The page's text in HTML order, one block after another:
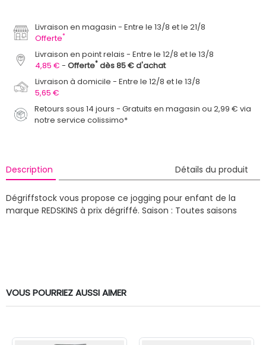
Livraison en magasin
Entre le 13/8 et le 21/8
Offerte*
Livraison en point relais
Entre le 12/8 et le 13/8
4,85 €
Offerte* dès 85 € d'achat
Livraison à domicile
Entre le 12/8 et le 13/8
5,65 €
Retours sous 14 jours - Gratuits en magasin ou 2,99 € via
notre service colissimo*
Description Détails du produit
Dégriffstock vous propose ce jogging pour enfant de la
marque REDSKINS à prix dégriffé. Saison : Toutes saisons
VOUS POURRIEZ AUSSI AIMER